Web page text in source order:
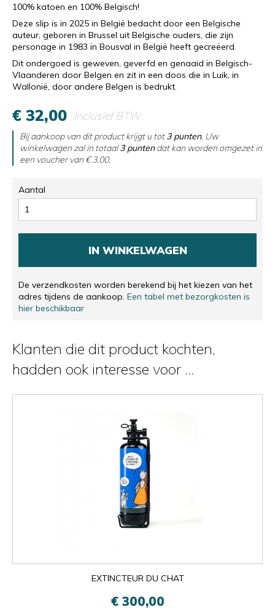
100% katoen en 100% Belgisch!
Deze slip is in 2025 in België bedacht door een Belgische
auteur, geboren in Brussel uit Belgische ouders, die zijn
personage in 1983 in Bousval in België heeft gecreëerd.
Dit ondergoed is geweven, geverfd en genaaid in Belgisch-
Vlaanderen door Belgen en zit in een doos die in Luik, in
Wallonië, door andere Belgen is bedrukt.
€ 32,00 Inclusief BTW
Bij aankoop van dit product krijgt u tot3punten. Uw
winkelwagen zal in totaal3puntendat kan worden omgezet in
een voucher van € 3,00.
Aantal
IN WINKELWAGEN
De verzendkosten worden berekend bij het kiezen van het
adres tijdens de aankoop. Een tabel met bezorgkosten is
hier beschikbaar
Klanten die dit product kochten,
hadden ook interesse voor ...
EXTINCTEUR DU CHAT
€ 300,00